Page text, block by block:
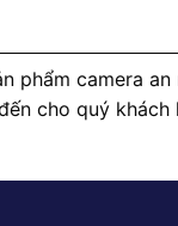
phẩm camera
cho quý